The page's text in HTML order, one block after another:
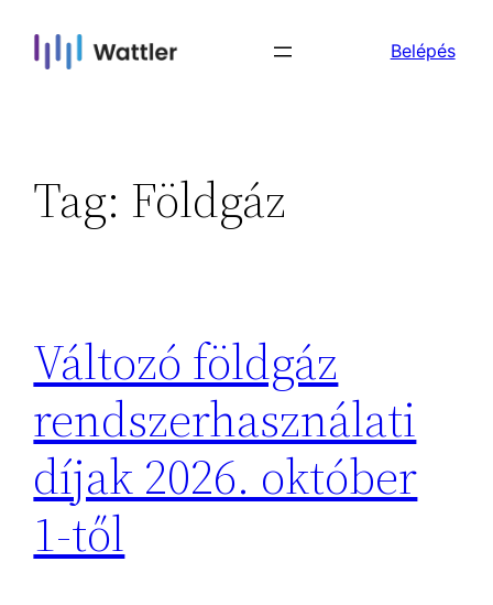
Belépés
Tag: Földgáz
Változó földgáz
rendszerhasználati
díjak 2026. október
1-től